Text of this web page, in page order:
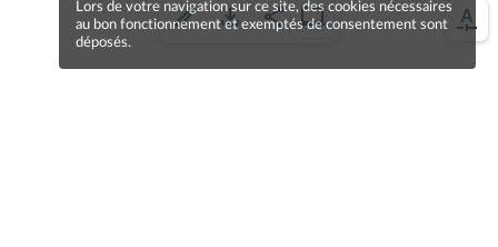
Lors de votre navigation sur ce site, des cookies nécessaires
au bon fonctionnement et exemptés de consentement sont
déposés.